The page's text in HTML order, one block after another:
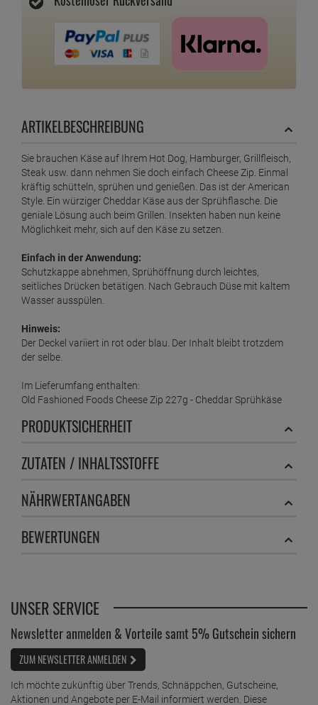
ARTIKELBESCHREIBUNG
Sie brauchen Käse auf Ihrem Hot Dog, Hamburger, Grillfleisch,
Steak usw. dann nehmen Sie doch einfach Cheese Zip. Einmal
kräftig schütteln, sprühen und genießen. Das ist der American
Style. Ein würziger Cheddar Käse aus der Sprühflasche. Die
geniale Lösung auch beim Grillen. Insekten haben nun keine
Möglichkeit mehr, sich auf den Käse zu setzen.
Einfach in der Anwendung:
Schutzkappe abnehmen, Sprühöffnung durch leichtes,
seitliches Drücken betätigen. Nach Gebrauch Düse mit kaltem
Wasser ausspülen.
Hinweis:
Der Deckel variiert in rot oder blau. Der Inhalt bleibt trotzdem
der selbe.
Im Lieferumfang enthalten:
Old Fashioned Foods Cheese Zip 227g - Cheddar Sprühkäse
PRODUKTSICHERHEIT
ZUTATEN / INHALTSSTOFFE
NÄHRWERTANGABEN
BEWERTUNGEN
UNSER SERVICE
Newsletter anmelden & Vorteile samt 5% Gutschein sichern
ZUM NEWSLETTER ANMELDEN
Ich möchte zukünftig über Trends, Schnäppchen, Gutscheine,
Aktionen und Angebote per E-Mail informiert werden. Diese